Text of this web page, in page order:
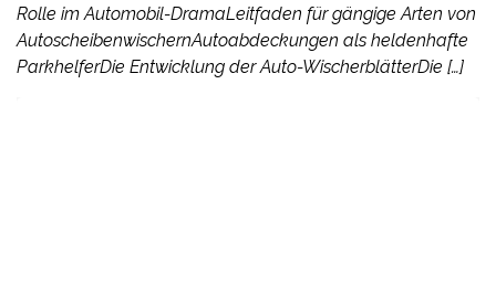
Rolle im Automobil-DramaLeitfaden für gängige Arten von
AutoscheibenwischernAutoabdeckungen als heldenhafte
ParkhelferDie Entwicklung der Auto-WischerblätterDie […]